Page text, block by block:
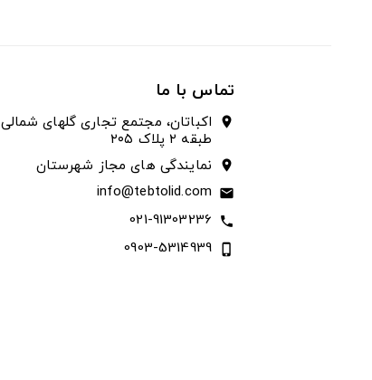
تماس با ما
location_on
اکباتان، مجتمع تجاری گلهای شمالی
طبقه ۲ پلاک ۲۰۵
location_on نمایندگی های مجاز شهرستان
email
info@tebtolid.com
call
021-91303236
phone_iphone
0903-5314939